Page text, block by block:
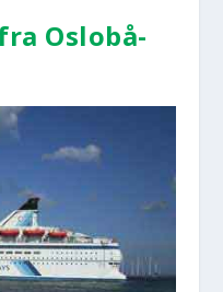
Oslo­bå­